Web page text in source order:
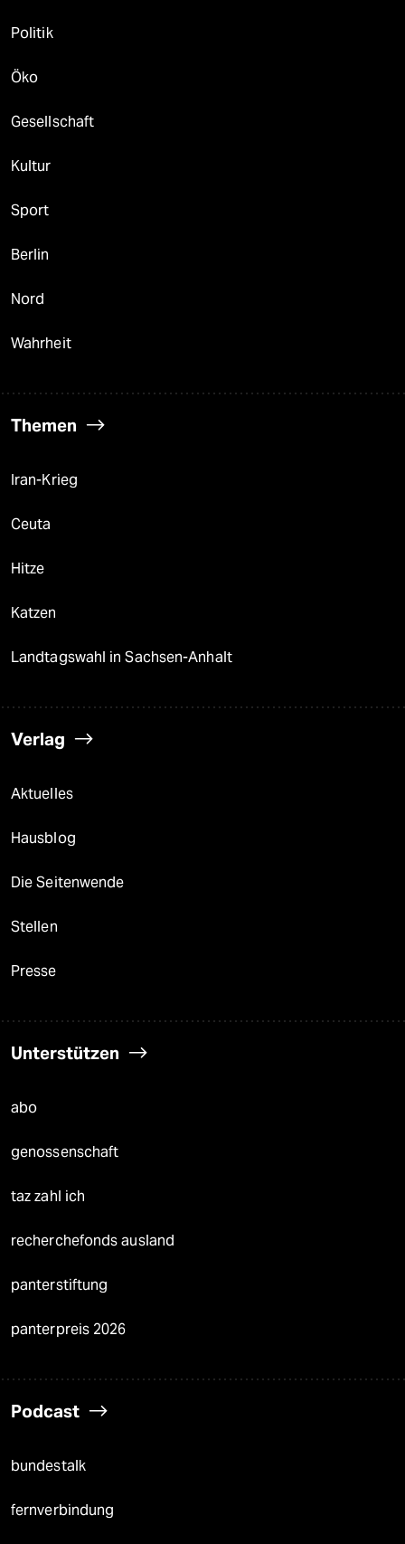
Politik
Öko
Gesellschaft
Kultur
Sport
Berlin
Nord
Wahrheit
Themen
Iran-Krieg
Ceuta
Hitze
Katzen
Landtagswahl in Sachsen-Anhalt
Verlag
Aktuelles
Hausblog
Die Seitenwende
Stellen
Presse
Unterstützen
abo
genossenschaft
taz zahl ich
recherchefonds ausland
panterstiftung
panterpreis 2026
Podcast
bundestalk
fernverbindung